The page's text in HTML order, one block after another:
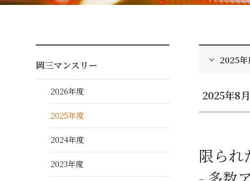
岡三マンスリー
2026年度
2025年度
2024年度
2023年度
2025年
2025年8
限られ